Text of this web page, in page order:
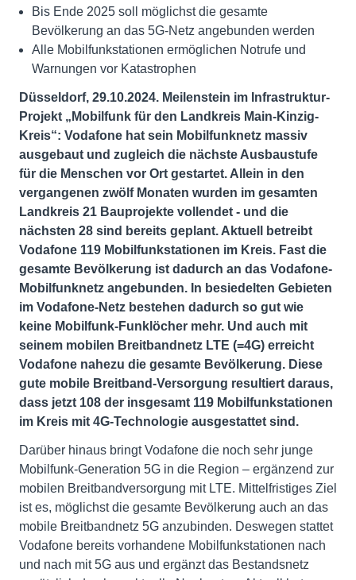
Bis Ende 2025 soll möglichst die gesamte
Bevölkerung an das 5G-Netz angebunden werden
Alle Mobilfunkstationen ermöglichen Notrufe und
Warnungen vor Katastrophen
Düsseldorf, 29.10.2024. Meilenstein im Infrastruktur-
Projekt „Mobilfunk für den Landkreis Main-Kinzig-
Kreis“: Vodafone hat sein Mobilfunknetz massiv
ausgebaut und zugleich die nächste Ausbaustufe
für die Menschen vor Ort gestartet. Allein in den
vergangenen zwölf Monaten wurden im gesamten
Landkreis 21 Bauprojekte vollendet - und die
nächsten 28 sind bereits geplant. Aktuell betreibt
Vodafone 119 Mobilfunkstationen im Kreis. Fast die
gesamte Bevölkerung ist dadurch an das Vodafone-
Mobilfunknetz angebunden. In besiedelten Gebieten
im Vodafone-Netz bestehen dadurch so gut wie
keine Mobilfunk-Funklöcher mehr. Und auch mit
seinem mobilen Breitbandnetz LTE (=4G) erreicht
Vodafone nahezu die gesamte Bevölkerung. Diese
gute mobile Breitband-Versorgung resultiert daraus,
dass jetzt 108 der insgesamt 119 Mobilfunkstationen
im Kreis mit 4G-Technologie ausgestattet sind.
Darüber hinaus bringt Vodafone die noch sehr junge
Mobilfunk-Generation 5G in die Region – ergänzend zur
mobilen Breitbandversorgung mit LTE. Mittelfristiges Ziel
ist es, möglichst die gesamte Bevölkerung auch an das
mobile Breitbandnetz 5G anzubinden. Deswegen stattet
Vodafone bereits vorhandene Mobilfunkstationen nach
und nach mit 5G aus und ergänzt das Bestandsnetz